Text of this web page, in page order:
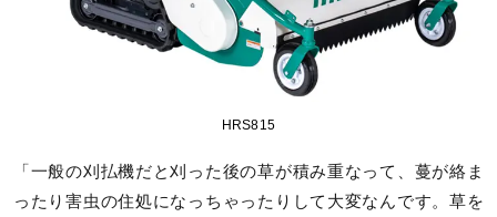
HRS815
「一般の刈払機だと刈った後の草が積み重なって、蔓が絡ま
ったり害虫の住処になっちゃったりして大変なんです。草を